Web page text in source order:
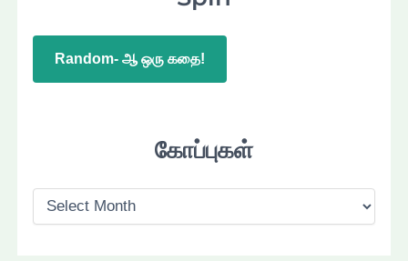
Random- ஆ ஒரு கதை!
கோப்புகள்
கோ
ப்